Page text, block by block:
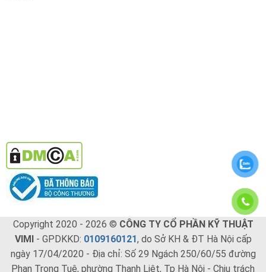
Copyright 2020 - 2026 © CÔNG TY CỔ PHẦN KỸ THUẬT
VIMI- GPDKKD: 0109160121, do Sở KH & ĐT Hà Nội cấp
ngày 17/04/2020 - Địa chỉ: Số 29 Ngách 250/60/55 đường
Phan Trọng Tuệ, phường Thanh Liệt, Tp Hà Nội - Chịu trách